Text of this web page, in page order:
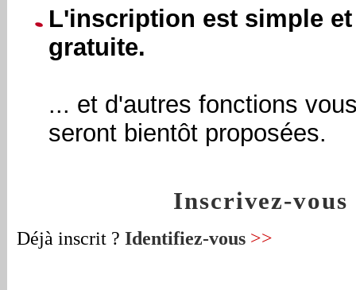
L'inscription est simple et
gratuite.
... et d'autres fonctions
seront bientôt proposées.
Inscrivez-vous
Déjà inscrit ? Identifiez-vous >>